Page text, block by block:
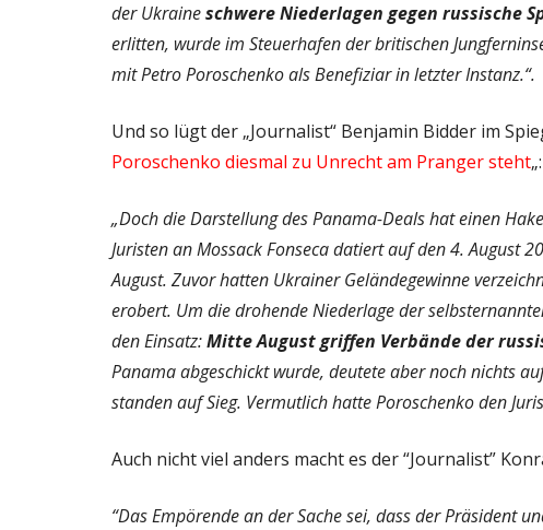
der Ukraineschwere Niederlagen gegen russische
erlitten, wurde im Steuerhafen der britischen
mit Petro Poroschenko als Benefiziar in letzter Instanz.“.
Und so lügt der „Journalist“ Benjamin Bidder im
Poroschenko diesmal zu Unrecht am Pranger steht„:
„Doch die Darstellung des Panama-Deals hat einen
Juristen an Mossack Fonseca datiert auf den 4. August
August. Zuvor hatten Ukrainer Geländegewinne
erobert. Um die drohende Niederlage der
den Einsatz:Mitte August griffen Verbände der
Panama abgeschickt wurde, deutete aber noch nichts
standen auf Sieg. Vermutlich hatte Poroschenko den
Auch nicht viel anders macht es der “Journalist”
“Das Empörende an der Sache sei, dass der Präsident